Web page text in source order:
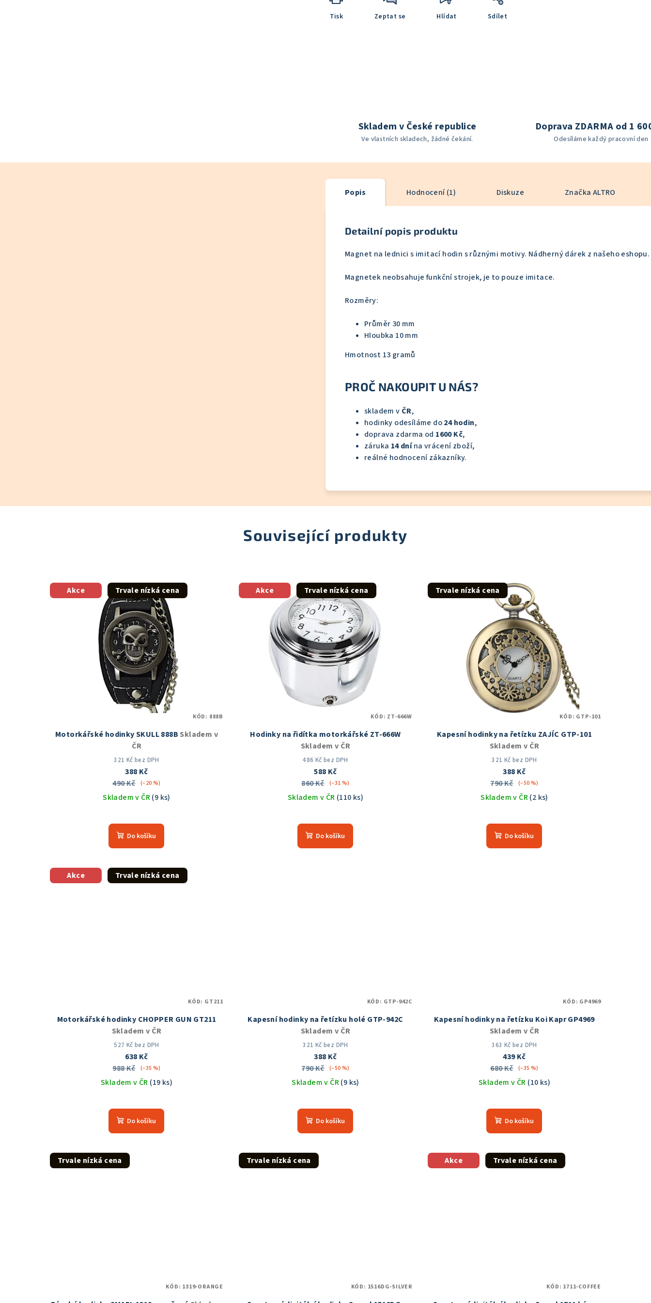
Tisk Zeptat se Hlídat Sdílet
Skladem v České republice
Ve vlastních skladech, žádné čekání.
Doprava ZDARMA od 1
Odesíláme každý pracovní den
Popis Hodnocení (1) Diskuze Značka ALTRO
Detailní popis produktu
Magnet na lednici s imitací hodin s různými motivy. Nádherný dárek z našeho eshopu.
Magnetek neobsahuje funkční strojek, je to pouze imitace.
Rozměry:
Průměr 30 mm
Hloubka 10 mm
Hmotnost 13 gramů
PROČ NAKOUPIT U NÁS?
skladem v ČR,
hodinky odesíláme do24 hodin,
doprava zdarma od 1600 Kč,
záruka 14 dní na vrácení zboží,
reálné hodnocení zákazníky.
Související produkty
Akce Trvale nízká cena
Motorkářské hodinky SKULL 888B Skladem v
ČR
321 Kč bez DPH
388 Kč
490 Kč
(–20 %)
Skladem v ČR(9 ks)
hodnocení
produktu
je
z
5
Do košíku
KÓD: 888B
Akce Trvale nízká cena
Hodinky na řidítka motorkářské ZT-666W
Skladem v ČR
486 Kč bez DPH
588 Kč
860 Kč
(–31 %)
Skladem v ČR (110 ks)
hodnocení
produktu
je
Do košíku
KÓD: ZT-666W
Trvale nízká cena
Kapesní hodinky na řetízku ZAJÍC GTP-101
Skladem v ČR
321 Kč bez DPH
388 Kč
790 Kč
(–50 %)
Skladem v ČR(2 ks)
hodnocení
produktu
je
Do košíku
KÓD: GTP-101
Akce Trvale nízká cena
Motorkářské hodinky CHOPPER GUN GT211
Skladem v ČR
527 Kč bez DPH
638 Kč
988 Kč
(–35 %)
Skladem v ČR (19 ks)
hodnocení
produktu
je
Do košíku
KÓD: GT211
Kapesní hodinky na řetízku holé GTP-942C
Skladem v ČR
321 Kč bez DPH
388 Kč
790 Kč
(–50 %)
Skladem v ČR(9 ks)
Do košíku
KÓD: GTP-942C
Kapesní hodinky na řetízku Koi Kapr GP4969
Skladem v ČR
363 Kč bez DPH
439 Kč
680 Kč
(–35 %)
Skladem v ČR (10 ks)
Do košíku
KÓD: GP4969
Trvale nízká cena
KÓD: 1319-ORANGE
Trvale nízká cena
KÓD: 1516DG-SILVER
Akce Trvale nízká cena
KÓD: 1711-COFFEE